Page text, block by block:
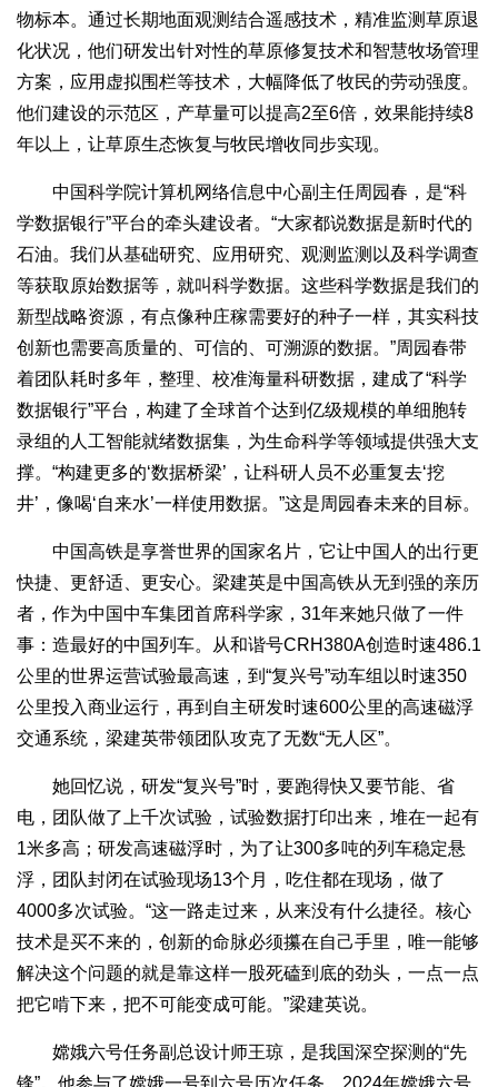
物标本。通过长期地面观测结合遥感技术，精准监测草原退
化状况，他们研发出针对性的草原修复技术和智慧牧场管理
方案，应用虚拟围栏等技术，大幅降低了牧民的劳动强度。
他们建设的示范区，产草量可以提高2至6倍，效果能持续8
年以上，让草原生态恢复与牧民增收同步实现。
中国科学院计算机网络信息中心副主任周园春，是“科
学数据银行”平台的牵头建设者。“大家都说数据是新时代的
石油。我们从基础研究、应用研究、观测监测以及科学调查
等获取原始数据等，就叫科学数据。这些科学数据是我们的
新型战略资源，有点像种庄稼需要好的种子一样，其实科技
创新也需要高质量的、可信的、可溯源的数据。”周园春带
着团队耗时多年，整理、校准海量科研数据，建成了“科学
数据银行”平台，构建了全球首个达到亿级规模的单细胞转
录组的人工智能就绪数据集，为生命科学等领域提供强大支
撑。“构建更多的‘数据桥梁’，让科研人员不必重复去‘挖
井’，像喝‘自来水’一样使用数据。”这是周园春未来的目标。
中国高铁是享誉世界的国家名片，它让中国人的出行更
快捷、更舒适、更安心。梁建英是中国高铁从无到强的亲历
者，作为中国中车集团首席科学家，31年来她只做了一件
事：造最好的中国列车。从和谐号CRH380A创造时速486.1
公里的世界运营试验最高速，到“复兴号”动车组以时速350
公里投入商业运行，再到自主研发时速600公里的高速磁浮
交通系统，梁建英带领团队攻克了无数“无人区”。
她回忆说，研发“复兴号”时，要跑得快又要节能、省
电，团队做了上千次试验，试验数据打印出来，堆在一起有
1米多高；研发高速磁浮时，为了让300多吨的列车稳定悬
浮，团队封闭在试验现场13个月，吃住都在现场，做了
4000多次试验。“这一路走过来，从来没有什么捷径。核心
技术是买不来的，创新的命脉必须攥在自己手里，唯一能够
解决这个问题的就是靠这样一股死磕到底的劲头，一点一点
把它啃下来，把不可能变成可能。”梁建英说。
嫦娥六号任务副总设计师王琼，是我国深空探测的“先